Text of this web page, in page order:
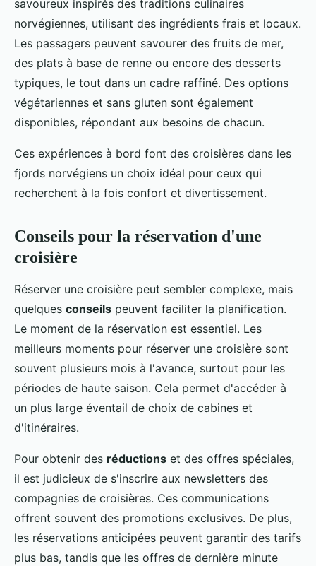
savoureux inspirés des traditions culinaires
norvégiennes, utilisant des ingrédients frais et locaux.
Les passagers peuvent savourer des fruits de mer,
des plats à base de renne ou encore des desserts
typiques, le tout dans un cadre raffiné. Des options
végétariennes et sans gluten sont également
disponibles, répondant aux besoins de chacun.
Ces expériences à bord font des croisières dans les
fjords norvégiens un choix idéal pour ceux qui
recherchent à la fois confort et divertissement.
Conseils pour la réservation d'une
croisière
Réserver une croisière peut sembler complexe, mais
quelques conseils peuvent faciliter la planification.
Le moment de la réservation est essentiel. Les
meilleurs moments pour réserver une croisière sont
souvent plusieurs mois à l'avance, surtout pour les
périodes de haute saison. Cela permet d'accéder à
un plus large éventail de choix de cabines et
d'itinéraires.
Pour obtenir des réductions et des offres spéciales,
il est judicieux de s'inscrire aux newsletters des
compagnies de croisières. Ces communications
offrent souvent des promotions exclusives. De plus,
les réservations anticipées peuvent garantir des tarifs
plus bas, tandis que les offres de dernière minute